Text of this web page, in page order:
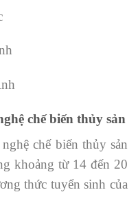
chế biến thủy sản
chế biến thủy sản
khoảng từ 14 đến 20
thức tuyển sinh của